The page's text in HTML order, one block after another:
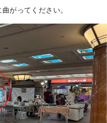
がってください。